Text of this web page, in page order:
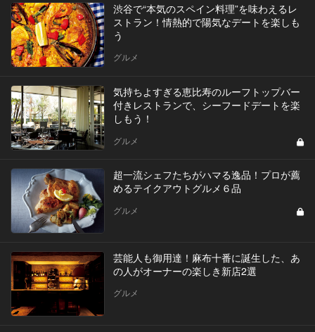
渋谷で“本気のスペイン料理”を味わえるレ
ストラン！情熱的で陽気なデートを楽しも
う
グルメ
気持ちよすぎる恵比寿のルーフトップバー
付きレストランで、シーフードデートを楽
しもう！
グルメ
超一流シェフたちがハマる逸品！プロが薦
めるテイクアウトグルメ６品
グルメ
芸能人も御用達！麻布十番に誕生した、あ
の人がオーナーの楽しき新店2選
グルメ